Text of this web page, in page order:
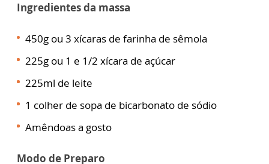
Ingredientes da massa
450g ou 3 xícaras de farinha de sêmola
225g ou 1 e 1/2 xícara de açúcar
225ml de leite
1 colher de sopa de bicarbonato de sódio
Amêndoas a gosto
Modo de Preparo